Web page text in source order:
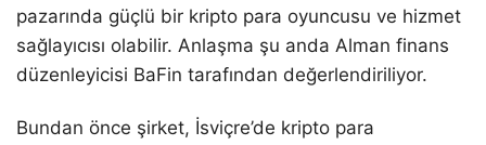
pazarında güçlü bir kripto para oyuncusu ve hizmet
sağlayıcısı olabilir. Anlaşma şu anda Alman finans
düzenleyicisi BaFin tarafından değerlendiriliyor.
Bundan önce şirket, İsviçre’de kripto para